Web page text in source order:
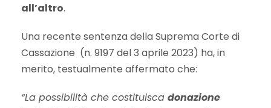
all’altro.
Una recente sentenza della Suprema Corte di
Cassazione (n. 9197 del 3 aprile 2023) ha, in
merito, testualmente affermato che:
“La possibilità che costituisca donazione